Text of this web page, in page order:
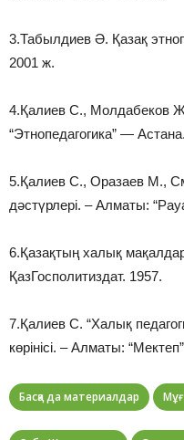
3.Табылдиев Ә. Қазақ
2001 ж.
4.Қалиев С., Молдабеков
“Этнопедагогика” —
5.Қалиев С., Оразаев М.,
дәстүрлерi. – Алматы:
6.Қазақтың халық
ҚазГосполитиздат. 1957.
7.Қалиев С. “Халық
көрiнiсi. – Алматы:
Басқа да материалдар